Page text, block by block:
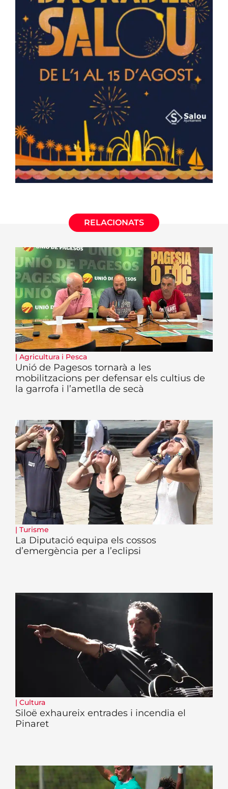
RELACIONATS
| Agricultura i Pesca
Unió de Pagesos tornarà a les
mobilitzacions per defensar els cultius de
la garrofa i l’ametlla de secà
| Turisme
La Diputació equipa els cossos
d’emergència per a l’eclipsi
| Cultura
Siloë exhaureix entrades i incendia el
Pinaret